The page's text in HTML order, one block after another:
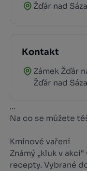
Žďár nad
Kontakt
Zámek Žďár
Žďár nad
...
Na co se můžete
Kmínové vaření
Známý „kluk v
recepty. Vybrané